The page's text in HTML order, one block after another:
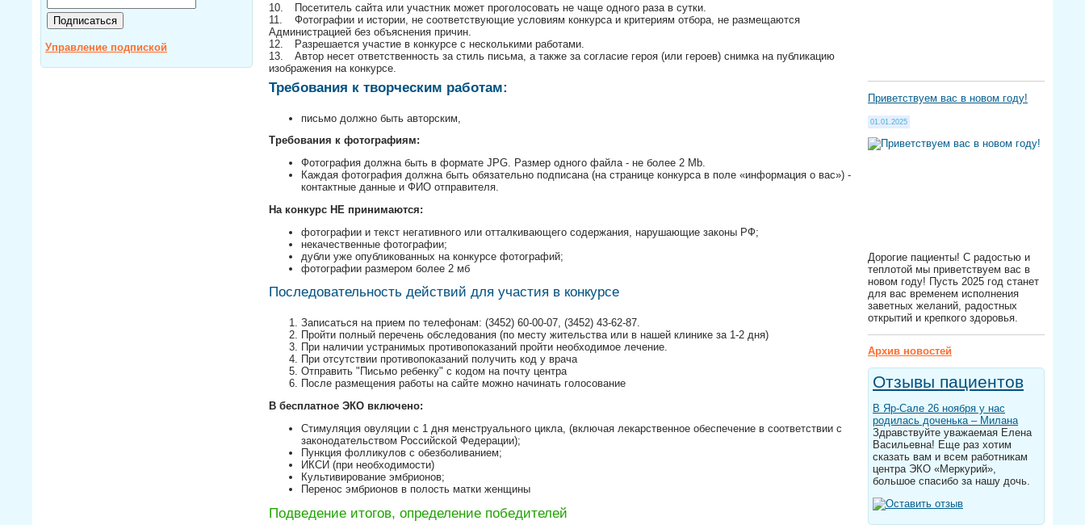
Управление подпиской
10.
Посетитель сайта или участник может проголосовать не чаще одного раза в сутки.
11.
Фотографии и истории, не соответствующие условиям конкурса и критериям отбора, не размещаются
Администрацией без объяснения причин.
12.
Разрешается участие в конкурсе с несколькими работами.
13.
Автор несет ответственность за стиль письма, а также за согласие героя (или героев) снимка на публикацию
изображения на конкурсе.
Требования к творческим работам:
письмо должно быть авторским,
Требования к фотографиям:
Фотография должна быть в формате JPG. Размер одного файла - не более 2 Mb.
Каждая фотография должна быть обязательно подписана (на странице конкурса в поле «информация о вас») -
контактные данные и ФИО отправителя.
На конкурс НЕ принимаются:
фотографии и текст негативного или отталкивающего содержания, нарушающие законы РФ;
некачественные фотографии;
дубли уже опубликованных на конкурсе фотографий;
фотографии размером более 2 мб
Последовательность действий для участия в конкурсе
Записаться на прием по телефонам: (3452) 60-00-07, (3452) 43-62-87.
Пройти полный перечень обследования (по месту жительства или в нашей клинике за 1-2 дня)
При наличии устранимых противопоказаний пройти необходимое лечение.
При отсутствии противопоказаний получить код у врача
Отправить "Письмо ребенку" с кодом на почту центра
После размещения работы на сайте можно начинать голосование
В бесплатное ЭКО включено:
Стимуляция овуляции с 1 дня менструального цикла, (включая лекарственное обеспечение в соответствии с
законодательством Российской Федерации);
Пункция фолликулов с обезболиванием;
ИКСИ (при необходимости)
Культивирование эмбрионов;
Перенос эмбрионов в полость матки женщины
Подведение итогов, определение победителей
Приветствуем вас в новом году!
01.01.2025
Дорогие пациенты! С радостью и
теплотой мы приветствуем вас в
новом году! Пусть 2025 год станет
для вас временем исполнения
заветных желаний, радостных
открытий и крепкого здоровья.
Архив новостей
Отзывы пациентов
В Яр-Сале 26 ноября у нас
родилась доченька – Милана
Здравствуйте уважаемая Елена
Васильевна! Еще раз хотим
сказать вам и всем работникам
центра ЭКО «Меркурий»,
большое спасибо за нашу дочь.